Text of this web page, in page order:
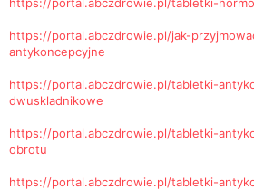
https://portal.abczdrowie.pl/jak-
antykoncepcyjne
https://portal.abczdrowie.pl/tabletki-
dwuskladnikowe
https://portal.abczdrowie.pl/tabletki-
obrotu
https://portal.abczdrowie.pl/tabletki-